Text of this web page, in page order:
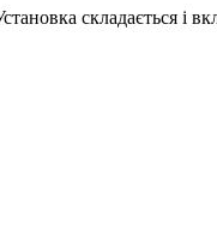
складається і